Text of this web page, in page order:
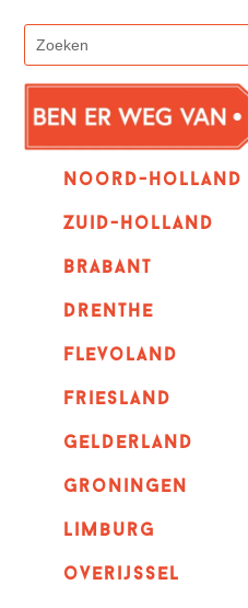
Noord-holland
zuid-holland
Brabant
Drenthe
Flevoland
Friesland
Gelderland
Groningen
Limburg
overijssel